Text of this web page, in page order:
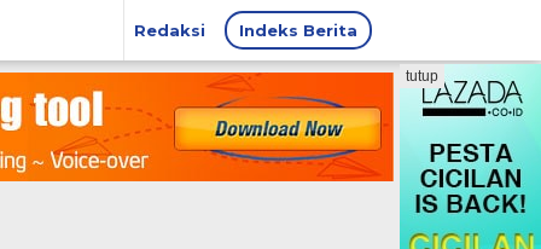
Redaksi Indeks Berita
tutup